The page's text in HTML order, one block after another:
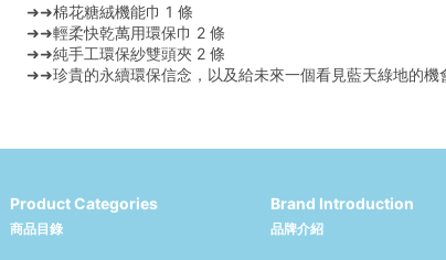
➜➜棉花糖絨機能巾 1 條
➜➜輕柔快乾萬用環保巾 2 條
➜➜純手工環保紗雙頭夾 2 條
➜➜珍貴的永續環保信念，以及給未來一個看見藍天綠地的機
Product Categories
商品目錄
Brand Introduction
品牌介紹